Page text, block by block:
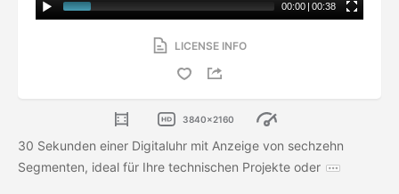
00:00 | 00:38
LICENSE INFO
3840x2160
30 Sekunden einer Digitaluhr mit Anzeige von sechzehn
Segmenten, ideal für Ihre technischen Projekte oder